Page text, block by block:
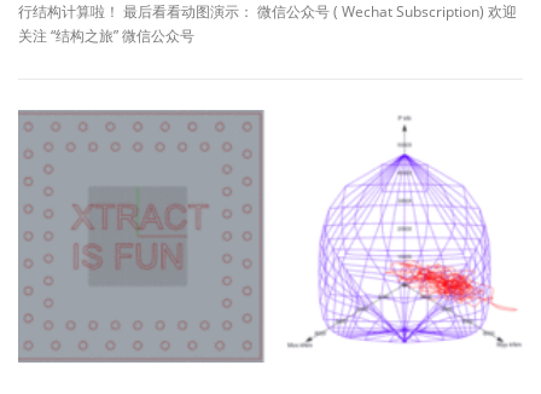
行结构计算啦！ 最后看看动图演示： 微信公众号 ( Wechat Subscription) 欢迎
关注 “结构之旅” 微信公众号